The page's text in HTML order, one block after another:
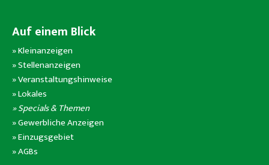
Auf einem Blick
»Kleinanzeigen
»Stellenanzeigen
»Veranstaltungshinweise
»Lokales
» Specials & Themen
»Gewerbliche Anzeigen
»Einzugsgebiet
»AGBs